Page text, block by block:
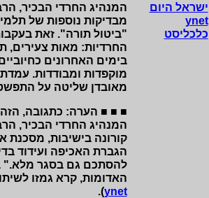
ישראל היום
ynet
כלכליסט
המנהיג החרדי הבכיר,
מבדיקות נוספות של
"ביטול תורה". זאת
החרדיות: מאות צעירים,
בימים האחרונים
מוקפדות ומבודדות.
מאובדן שליטה על
■ ■ ■ הערה: כתגובה,
המנהיג החרדי הבכיר,
קורונה בישיבות,
הגברת האכיפה ועידוד
להסתכם גם בסגר מלא."
האדומות, קרא גמזו
ynet
).